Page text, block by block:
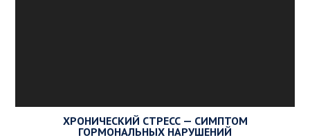
ХРОНИЧЕСКИЙ СТРЕСС — СИМПТОМ
ГОРМОНАЛЬНЫХ НАРУШЕНИЙ